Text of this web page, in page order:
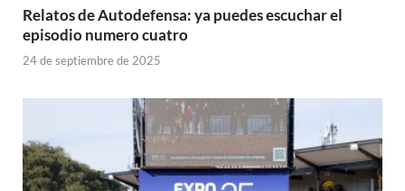
Relatos de Autodefensa: ya puedes escuchar el
episodio numero cuatro
24 de septiembre de 2025